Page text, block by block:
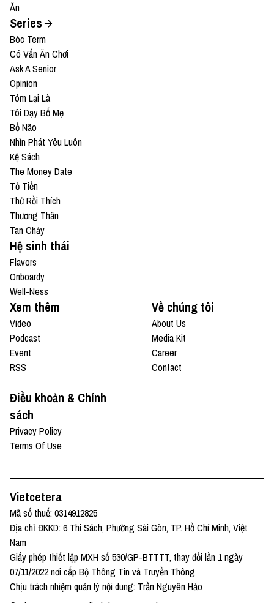
Ăn
Series
Bóc Term
Có Vấn Ăn Chơi
Ask A Senior
Opinion
Tóm Lại Là
Tôi Dạy Bố Mẹ
Bổ Não
Nhìn Phát Yêu Luôn
Kệ Sách
The Money Date
Tỏ Tiền
Thử Rồi Thích
Thương Thân
Tan Chảy
Hệ sinh thái
Flavors
Onboardy
Well-Ness
Xem thêm
Video
Podcast
Event
RSS
Về chúng tôi
About Us
Media Kit
Career
Contact
Điều khoản & Chính
sách
Privacy Policy
Terms Of Use
Vietcetera
Mã số thuế: 0314912825
Địa chỉ ĐKKD: 6 Thi Sách, Phường Sài Gòn, TP. Hồ Chí Minh, Việt
Nam
Giấy phép thiết lập MXH số 530/GP-BTTTT, thay đổi lần 1 ngày
07/11/2022 nơi cấp Bộ Thông Tin và Truyền Thông
Chịu trách nhiệm quản lý nội dung: Trần Nguyên Hảo